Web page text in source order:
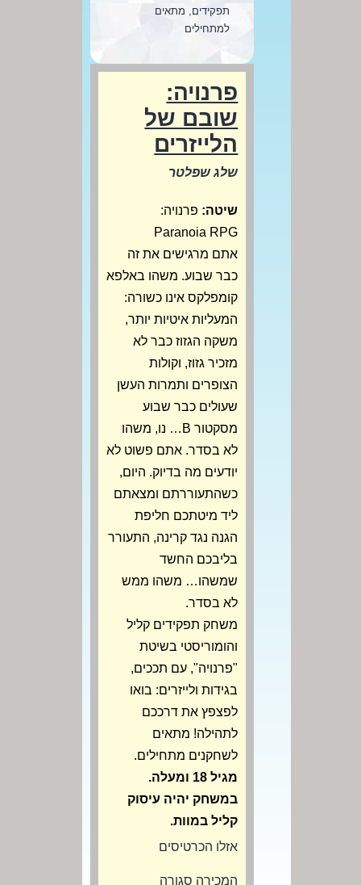
תפקידים, מתאים
למתחילים
פרנויה:
שובם של
הלייזרים
שלג שפלטר
שיטה: פרנויה:
Paranoia RPG
אתם מרגישים את זה
כבר שבוע. משהו באלפא
קומפלקס אינו כשורה:
המעליות איטיות יותר,
משקה הגזוז כבר לא
מזכיר גזוז, וקולות
הצופרים ותמרות העשן
שעולים כבר שבוע
מסקטור B… נו, משהו
לא בסדר. אתם פשוט לא
יודעים מה בדיוק. היום,
כשהתעוררתם ומצאתם
ליד מיטתכם חליפת
הגנה נגד קרינה, התעורר
בליבכם החשד
שמשהו… משהו ממש
לא בסדר.
משחק תפקידים קליל
והומוריסטי בשיטת
"פרנויה", עם תככים,
בגידות ולייזרים: בואו
לפצפץ את דרככם
לתהילה! מתאים
לשחקנים מתחילים.
מגיל 18 ומעלה.
במשחק יהיה עיסוק
קליל במוות.
אזלו הכרטיסים
המכירה סגורה